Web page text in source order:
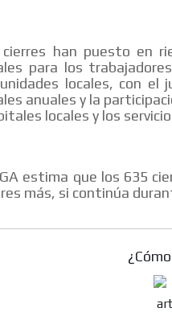
cierres han puesto en
para los
locales, con el
anuales y la
locales y los
estima que los 635
más, si continúa